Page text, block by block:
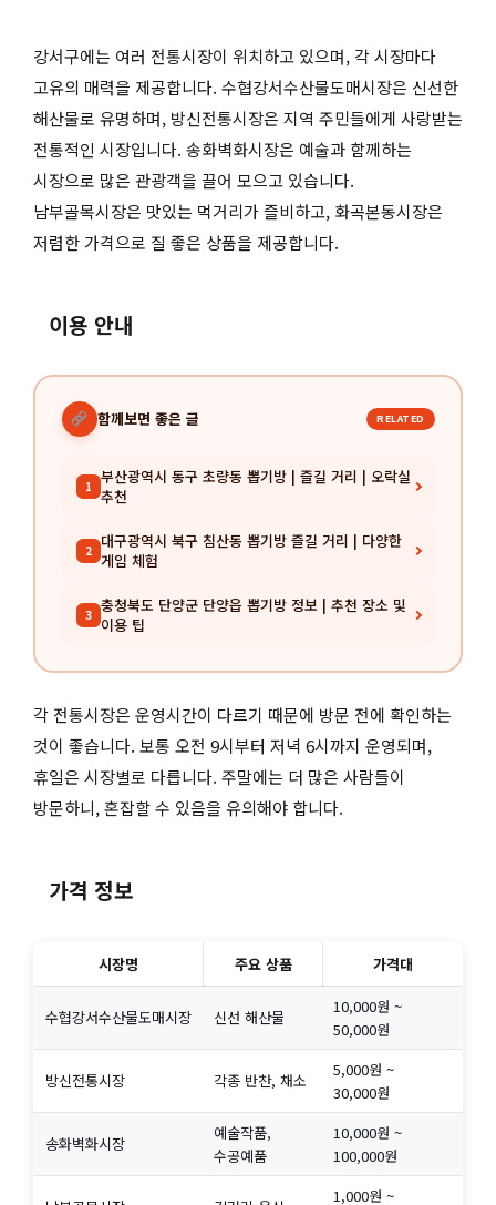
강서구에는 여러 전통시장이 위치하고 있으며, 각 시장마다
고유의 매력을 제공합니다. 수협강서수산물도매시장은 신선한
해산물로 유명하며, 방신전통시장은 지역 주민들에게 사랑받는
전통적인 시장입니다. 송화벽화시장은 예술과 함께하는
시장으로 많은 관광객을 끌어 모으고 있습니다.
남부골목시장은 맛있는 먹거리가 즐비하고, 화곡본동시장은
저렴한 가격으로 질 좋은 상품을 제공합니다.
이용 안내
함께보면 좋은 글 RELATED
1 부산광역시 동구 초량동 뽑기방 | 즐길 거리 | 오락실
추천
2 대구광역시 북구 침산동 뽑기방 즐길 거리 | 다양한
게임 체험
3 충청북도 단양군 단양읍 뽑기방 정보 | 추천 장소 및
이용 팁
각 전통시장은 운영시간이 다르기 때문에 방문 전에 확인하는
것이 좋습니다. 보통 오전 9시부터 저녁 6시까지 운영되며,
휴일은 시장별로 다릅니다. 주말에는 더 많은 사람들이
방문하니, 혼잡할 수 있음을 유의해야 합니다.
가격 정보
시장명 주요 상품 가격대
수협강서수산물도매시장 신선 해산물
10,000원 ~
50,000원
방신전통시장 각종 반찬, 채소
5,000원 ~
30,000원
송화벽화시장
예술작품,
수공예품
10,000원 ~
100,000원
1,000원 ~